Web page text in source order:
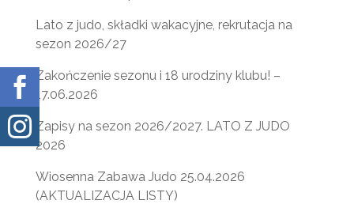


Lato z judo, składki wakacyjne, rekrutacja na
sezon 2026/27
Zakończenie sezonu i 18 urodziny klubu! –
17.06.2026
Zapisy na sezon 2026/2027. LATO Z JUDO
2026
Wiosenna Zabawa Judo 25.04.2026
(AKTUALIZACJA LISTY)